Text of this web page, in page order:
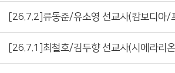
[26.7.2]류동준/유소영 선교사(캄보디아/
[26.7.1]최철호/김두향 선교사(시에라리